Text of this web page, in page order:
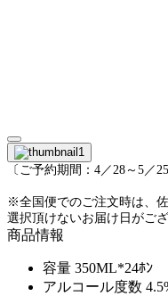
〔ご予約期間：4／28～5／
※全国便でのご注文時は、
選択頂けないお届け日がご
商品情報
容量 350ML*24ﾎﾝ
アルコール度数